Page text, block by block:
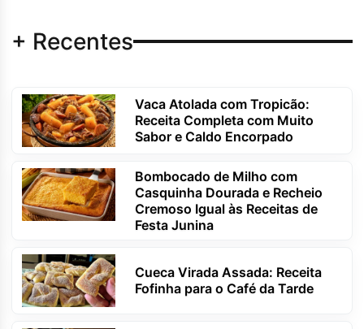
+ Recentes
Vaca Atolada com Tropicão:
Receita Completa com Muito
Sabor e Caldo Encorpado
Bombocado de Milho com
Casquinha Dourada e Recheio
Cremoso Igual às Receitas de
Festa Junina
Cueca Virada Assada: Receita
Fofinha para o Café da Tarde